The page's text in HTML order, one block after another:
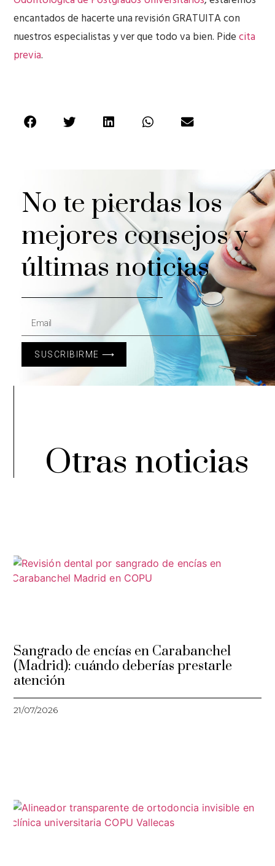
encantados de hacerte una revisión GRATUITA con
nuestros especialistas y ver que todo va bien. Pidecita
previa.
No te pierdas los
mejores consejos y
últimas noticias
SUSCRIBIRME ⟶
Otras noticias
Sangrado de encías en Carabanchel
(Madrid): cuándo deberías prestarle
atención
21/07/2026